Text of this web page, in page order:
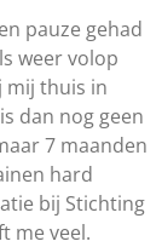
pauze gehad
weer volop
mij thuis in
dan nog geen
7 maanden
hard
bij Stichting
me veel.